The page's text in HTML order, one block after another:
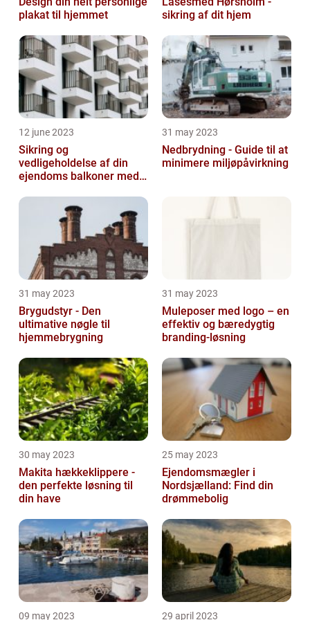
plakat til hjemmet
sikring af dit hjem
12 june 2023
Sikring og
vedligeholdelse af din
ejendoms balkoner med
31 may 2023
Nedbrydning - Guide til at
minimere miljøpåvirkning
31 may 2023
Brygudstyr - Den
ultimative nøgle til
hjemmebrygning
31 may 2023
Muleposer med logo – en
effektiv og bæredygtig
branding-løsning
30 may 2023
Makita hækkeklippere -
den perfekte løsning til
din have
25 may 2023
Ejendomsmægler i
Nordsjælland: Find din
drømmebolig
09 may 2023 29 april 2023